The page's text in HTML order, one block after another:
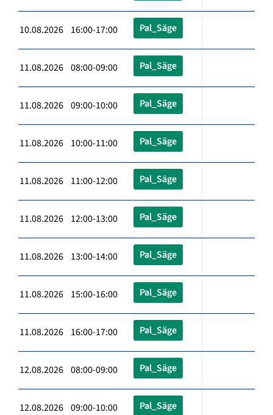
10.08.2026 16:00-17:00 Pal_Säge
11.08.2026 08:00-09:00 Pal_Säge
11.08.2026 09:00-10:00 Pal_Säge
11.08.2026 10:00-11:00 Pal_Säge
11.08.2026 11:00-12:00 Pal_Säge
11.08.2026 12:00-13:00 Pal_Säge
11.08.2026 13:00-14:00 Pal_Säge
11.08.2026 15:00-16:00 Pal_Säge
11.08.2026 16:00-17:00 Pal_Säge
12.08.2026 08:00-09:00 Pal_Säge
12.08.2026 09:00-10:00 Pal_Säge